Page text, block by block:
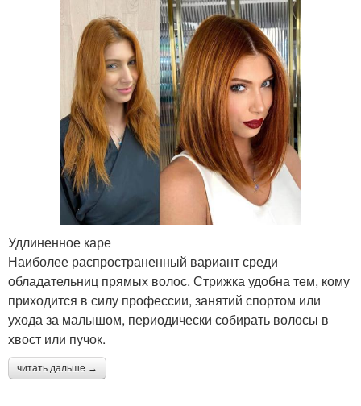
Удлиненное каре
Наиболее распространенный вариант среди
обладательниц прямых волос. Стрижка удобна тем, кому
приходится в силу профессии, занятий спортом или
ухода за малышом, периодически собирать волосы в
хвост или пучок.
читать дальше →